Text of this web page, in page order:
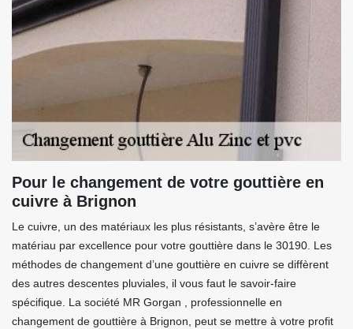
Pour le changement de votre gouttière en
cuivre à Brignon
Le cuivre, un des matériaux les plus résistants, s’avère être le
matériau par excellence pour votre gouttière dans le 30190. Les
méthodes de changement d’une gouttière en cuivre se diffèrent
des autres descentes pluviales, il vous faut le savoir-faire
spécifique. La société MR Gorgan , professionnelle en
changement de gouttière à Brignon, peut se mettre à votre profit